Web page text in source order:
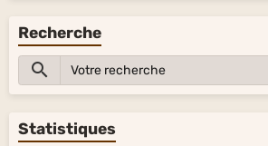
Recherche
Statistiques